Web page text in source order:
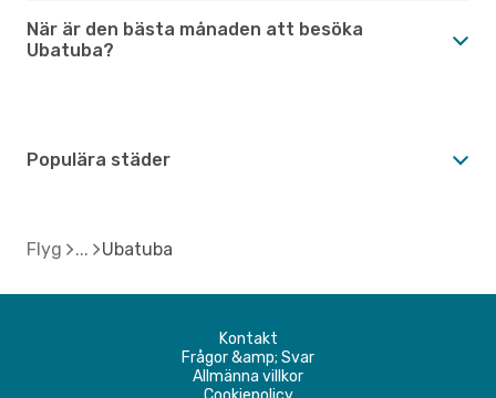
När är den bästa månaden att besöka
Ubatuba?
Populära städer
Flyg Ubatuba
Kontakt
Frågor &amp; Svar
Allmänna villkor